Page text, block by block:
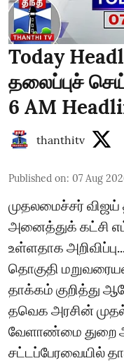
Today
தலைப்புச்
6 AM
thanthitv
Published on: 07 Aug
முதலமைச்சர்
அனைத்துக் கட்சி
உள்ளதாக அறிவிப்பு...
தொகுதி
தாக்கம் குறித்து
தவெக அரசின்
வேளாண்மை துறை
சட்டப்பேரவையில்